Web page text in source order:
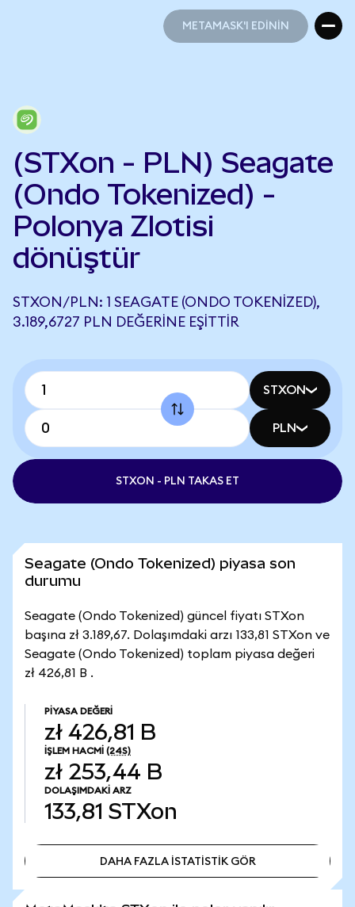
METAMASK'I EDİNİN
(STXon - PLN) Seagate
(Ondo Tokenized) -
Polonya Zlotisi
dönüştür
STXON/PLN: 1 SEAGATE (ONDO TOKENIZED),
3.189,6727 PLN DEĞERINE EŞITTIR
STXON
PLN
STXON - PLN TAKAS ET
Seagate (Ondo Tokenized) piyasa son
durumu
Seagate (Ondo Tokenized) güncel fiyatı STXon
başına zł 3.189,67. Dolaşımdaki arzı 133,81 STXon ve
Seagate (Ondo Tokenized) toplam piyasa değeri
zł 426,81 B .
PIYASA DEĞERI
zł 426,81 B
İŞLEM HACMI (24S)
zł 253,44 B
DOLAŞIMDAKI ARZ
133,81 STXon
DAHA FAZLA İSTATİSTİK GÖR